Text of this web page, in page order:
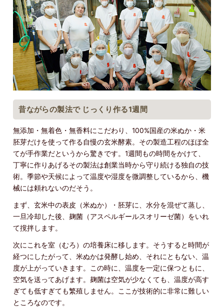
昔ながらの製法で じっくり作る1週間
無添加・無着色・無香料にこだわり、100%国産の米ぬか・米
胚芽だけを使って作る自慢の玄米酵素。その製造工程のほぼ全
てが手作業だというから驚きです。1週間もの時間をかけて、
丁寧に作りあげるその製法は創業当時から守り続ける独自の技
術。季節や天候によって温度や湿度を微調整しているから、機
械には頼れないのだそう。
まず、玄米中の表皮（米ぬか）・胚芽に、水分を混ぜて蒸し、
一旦冷却した後、麹菌（アスペルギールスオリーゼ菌）をいれ
て撹拌します。
次にこれを室（むろ）の培養床に移します。そうすると時間が
経つにしたがって、米ぬかは発酵し始め、それにともない、温
度が上がっていきます。この時に、温度を一定に保つともに、
空気を送ってあげます。麹菌は空気が少なくても、温度が高す
ぎても低すぎても繁殖しません。ここが技術的に非常に難しい
ところなのです。